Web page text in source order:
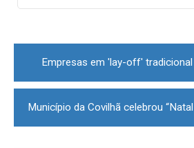
Post
navigation